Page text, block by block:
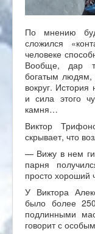
По мнению
сложился
человеке
Вообще, дар
богатым
вокруг.
и сила этого
камня…
Виктор
скрывает, что
— Вижу в нем
парня
просто хороший
У Виктора
было более
подлинными
говорит с